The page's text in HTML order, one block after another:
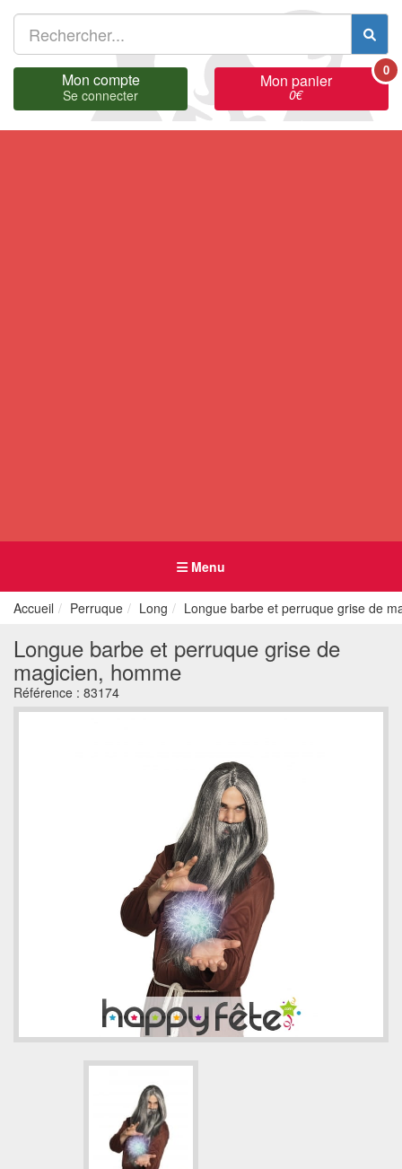
Mon compte
Se connecter
Mon panier
0€
0
Menu
Accueil Perruque Long Longue barbe et perruque grise de
Longue barbe et perruque grise de
magicien, homme
Référence : 83174